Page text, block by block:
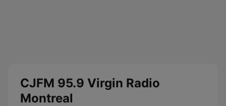
CJFM 95.9 Virgin Radio
Montreal